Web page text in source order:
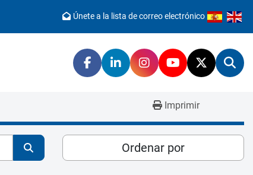
Únete a la lista de correo electrónico
facebooklinkedininstagram
youtubetwitter
Imprimir
Ordenar por